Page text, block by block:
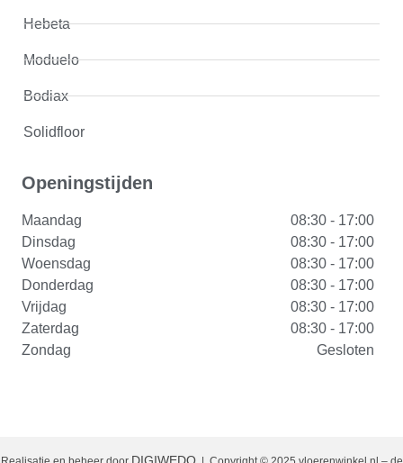
Hebeta
Moduelo
Bodiax
Solidfloor
Openingstijden
Maandag
08:30 - 17:00
Dinsdag
08:30 - 17:00
Woensdag
08:30 - 17:00
Donderdag
08:30 - 17:00
Vrijdag
08:30 - 17:00
Zaterdag
08:30 - 17:00
Zondag
Gesloten
DIGIWEDO